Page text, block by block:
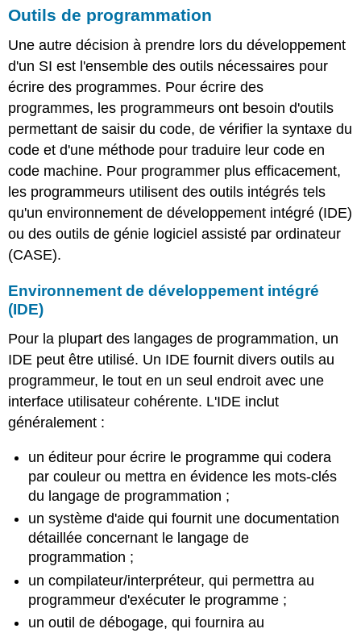
Outils de programmation
Une autre décision à prendre lors du développement
d'un SI est l'ensemble des outils nécessaires pour
écrire des programmes. Pour écrire des
programmes, les programmeurs ont besoin d'outils
permettant de saisir du code, de vérifier la syntaxe du
code et d'une méthode pour traduire leur code en
code machine. Pour programmer plus efficacement,
les programmeurs utilisent des outils intégrés tels
qu'un environnement de développement intégré (IDE)
ou des outils de génie logiciel assisté par ordinateur
(CASE).
Environnement de développement intégré
(IDE)
Pour la plupart des langages de programmation, un
IDE peut être utilisé. Un IDE fournit divers outils au
programmeur, le tout en un seul endroit avec une
interface utilisateur cohérente. L'IDE inclut
généralement :
un éditeur pour écrire le programme qui codera
par couleur ou mettra en évidence les mots-clés
du langage de programmation ;
un système d'aide qui fournit une documentation
détaillée concernant le langage de
programmation ;
un compilateur/interpréteur, qui permettra au
programmeur d'exécuter le programme ;
un outil de débogage, qui fournira au